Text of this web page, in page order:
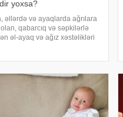
yoxsa?
əllərdə və ayaqlarda ağrılara
qabarcıq və səpkilərlə
əl-ayaq və ağız xəstəlikləri